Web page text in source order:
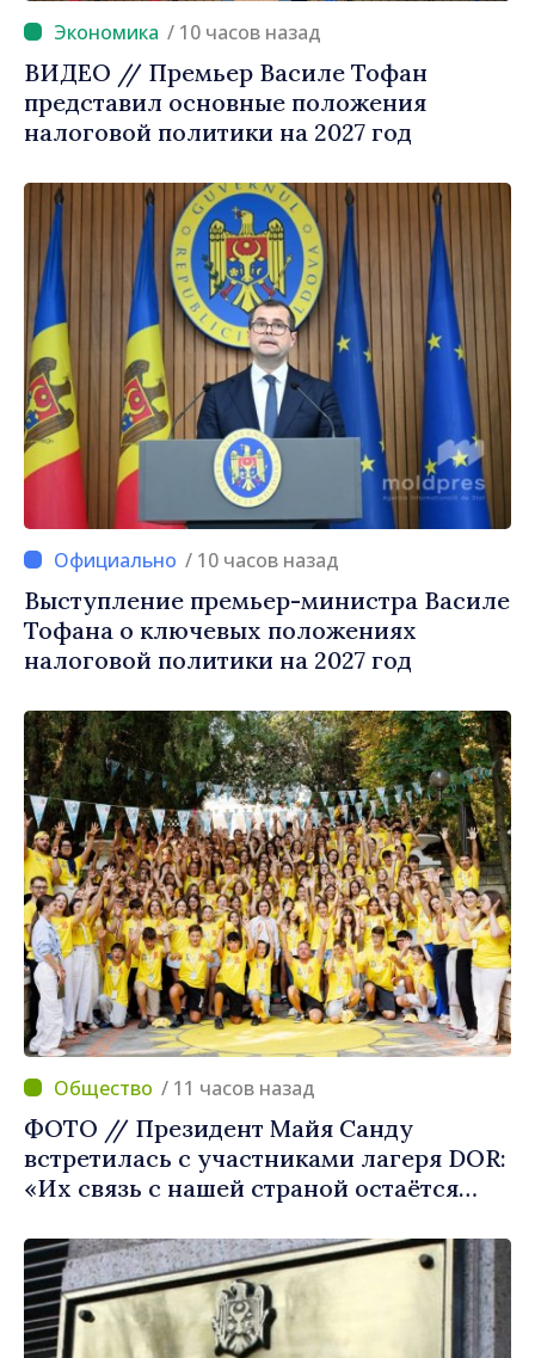
/ 10 часов назад
ВИДЕО // Премьер Василе Тофан
представил основные положения
налоговой политики на 2027 год
/ 10 часов назад
Выступление премьер-министра Василе
Тофана о ключевых положениях
налоговой политики на 2027 год
/ 11 часов назад
ФОТО // Президент Майя Санду
встретилась с участниками лагеря DOR:
«Их связь с нашей страной остаётся